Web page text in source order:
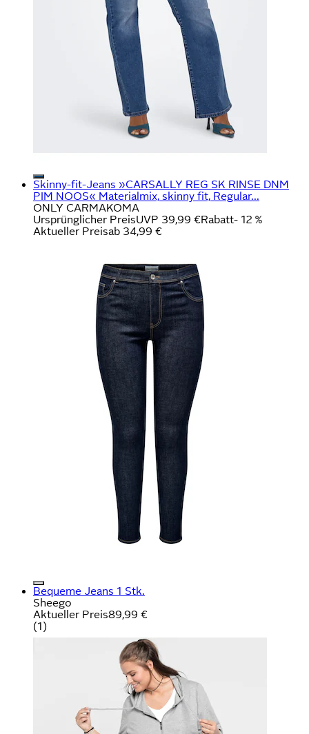
Skinny-fit-Jeans »CARSALLY REG SK RINSE DNM
PIM NOOS« Materialmix, skinny fit, Regular...
ONLY CARMAKOMA
Ursprünglicher PreisUVP 39,99 €Rabatt- 12 %
Aktueller Preisab 34,99 €
Bequeme Jeans 1 Stk.
Sheego
Aktueller Preis89,99 €
(1)